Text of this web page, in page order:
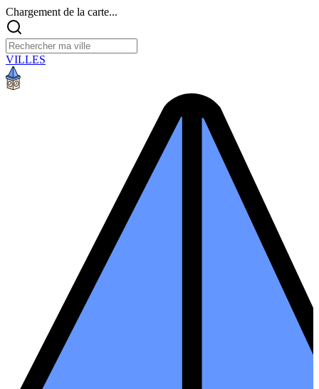
Chargement de la carte...
VILLES